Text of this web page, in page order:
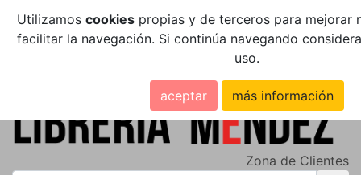
Utilizamos cookiespropias y de terceros para mejorar
facilitar la navegación. Si continúa navegando
uso.
aceptar más información
Zona de Clientes